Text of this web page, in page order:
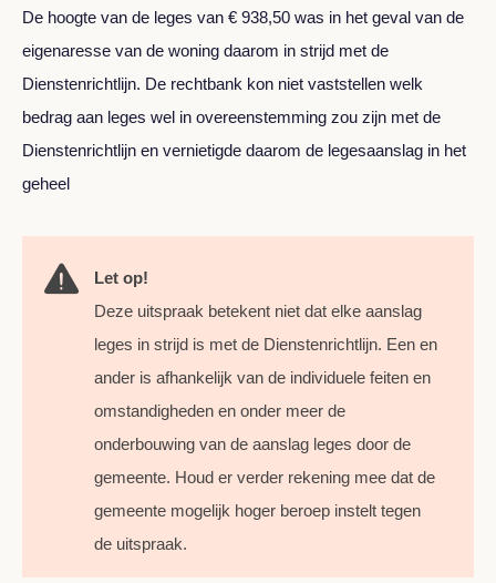
De hoogte van de leges van € 938,50 was in het geval van de
eigenaresse van de woning daarom in strijd met de
Dienstenrichtlijn. De rechtbank kon niet vaststellen welk
bedrag aan leges wel in overeenstemming zou zijn met de
Dienstenrichtlijn en vernietigde daarom de legesaanslag in het
geheel
Let op!
Deze uitspraak betekent niet dat elke aanslag
leges in strijd is met de Dienstenrichtlijn. Een en
ander is afhankelijk van de individuele feiten en
omstandigheden en onder meer de
onderbouwing van de aanslag leges door de
gemeente. Houd er verder rekening mee dat de
gemeente mogelijk hoger beroep instelt tegen
de uitspraak.